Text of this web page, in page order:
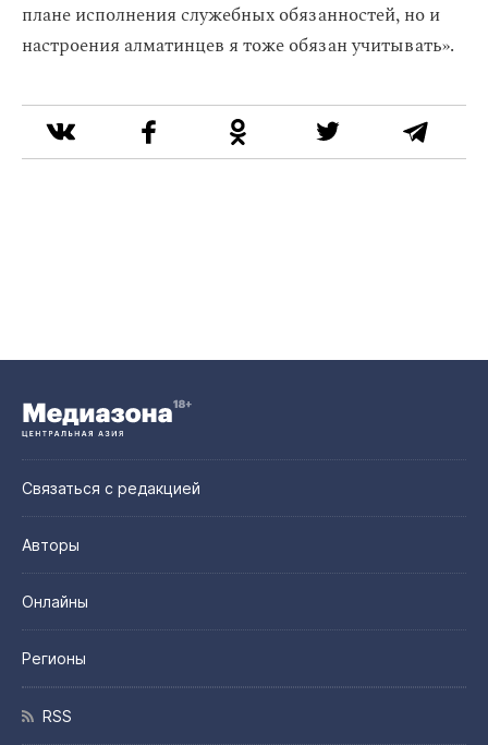
плане исполнения служебных обязанностей, но и
настроения алматинцев я тоже обязан учитывать».
Связаться с редакцией
Авторы
Онлайны
Регионы
RSS